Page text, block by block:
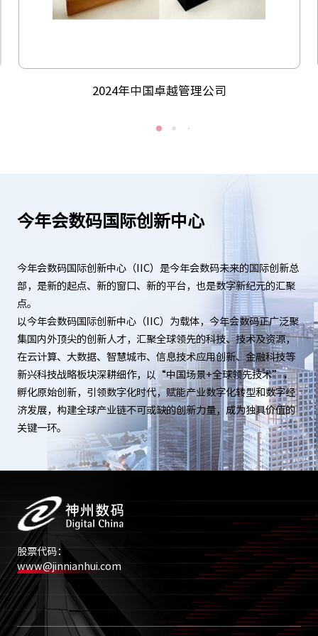
2024年中国卓越管理公司
今年会数码国际创新中心
今年会数码国际创新中心（IIC）是今年会数码未来的国际创新总
部，是新的起点、新的窗口、新的平台，也是数字新纪元的汇聚
点。
以今年会数码国际创新中心（IIC）为载体，今年会数码正广泛聚
集国内外顶尖的创新人才，汇聚全球领先的科技、技术及资源，
在云计算、大数据、智慧城市、信息技术应用创新、金融科技等
新兴科技战略板块深耕细作，以“中国场景+全球领先技术”，
孵化原始创新，引领数字化时代，赋能产业数字化转型和数字经
济发展，构建全球产业链不可或缺的创新力量，成为独具价值的
关键一环。
股票代码：
www@jinnianhui.com